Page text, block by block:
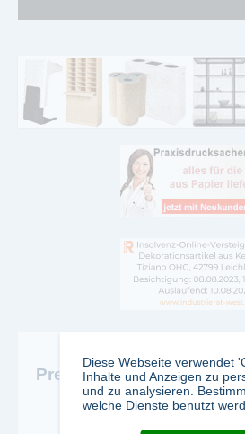
Pressemeldungen zum
Diese Webseite verwendet
Inhalte und Anzeigen zu
und zu analysieren.
welche Dienste benutzt